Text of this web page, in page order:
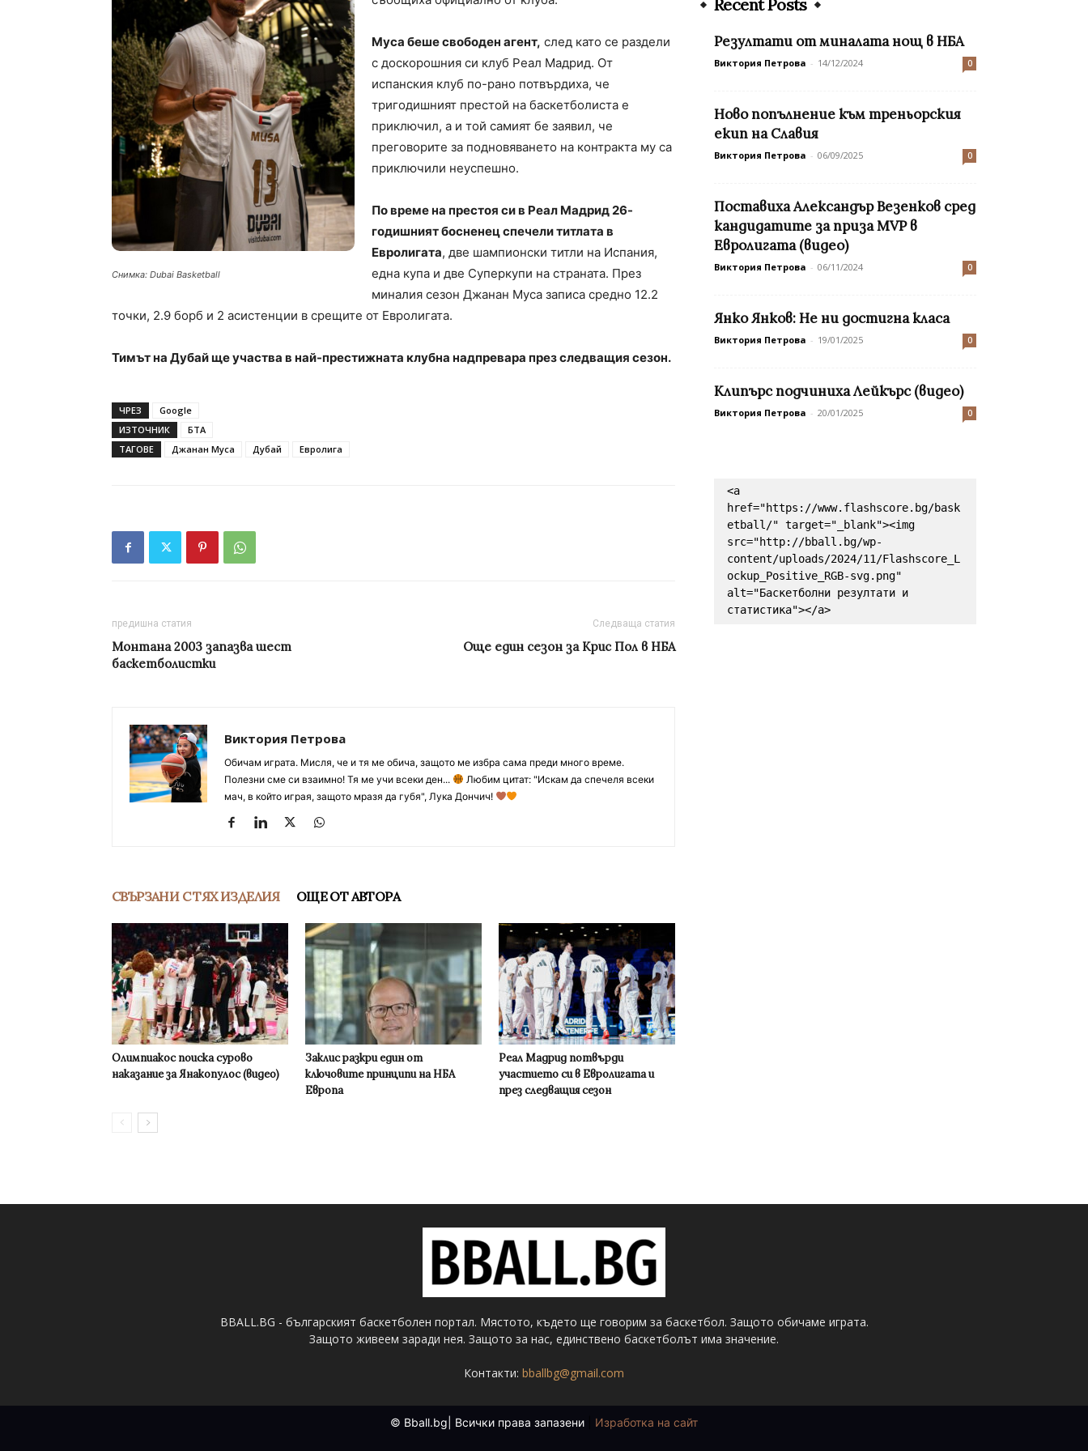
Снимка: Dubai Basketball
Муса беше свободен агент, след като се раздели
с доскорошния си клуб Реал Мадрид. От
испанския клуб по-рано потвърдиха, че
тригодишният престой на баскетболиста е
приключил, а и той самият бе заявил, че
преговорите за подновяването на контракта му са
приключили неуспешно.
По време на престоя си в Реал Мадрид 26-
годишният босненец спечели титлата в
Евролигата, две шампионски титли на Испания,
една купа и две Суперкупи на страната. През
миналия сезон Джанан Муса записа средно 12.2
точки, 2.9 борб и 2 асистенции в срещите от Евролигата.
Тимът на Дубай ще участва в най-престижната клубна надпревара през следващия сезон.
ЧРЕЗ
Google
ИЗТОЧНИК
БТА
ТАГОВЕ
Джанан Муса Дубай Евролига
предишна статия
Монтана 2003 запазва шест
баскетболистки
Следваща статия
Още един сезон за Крис Пол в НБА
Виктория Петрова
Обичам играта. Мисля, че и тя ме обича, защото ме избра сама преди много време.
Полезни сме си взаимно! Тя ме учи всеки ден...
Любим цитат: "Искам да спечеля всеки
мач, в който играя, защото мразя да губя", Лука Дончич!
СВЪРЗАНИ С ТЯХ ИЗДЕЛИЯ ОЩЕ ОТ АВТОРА
Олимпиакос поиска сурово
наказание за Янакопулос (видео)
Заклис разкри един от
ключовите принципи на НБА
Европа
Реал Мадрид потвърди
участието си в Евролигата и
през следващия сезон
Recent Posts
Резултати от миналата нощ в НБА
Виктория Петрова - 14/12/2024 0
Ново попълнение към треньорския
екип на Славия
Виктория Петрова - 06/09/2025 0
Поставиха Александър Везенков сред
кандидатите за приза MVP в
Евролигата (видео)
Виктория Петрова - 06/11/2024 0
Янко Янков: Не ни достигна класа
Виктория Петрова - 19/01/2025 0
Клипърс подчиниха Лейкърс (видео)
Виктория Петрова - 20/01/2025 0
<a
href="https://www.flashscore.bg/bask
etball/" target="_blank"><img
src="http://bball.bg/wp-
content/uploads/2024/11/Flashscore_L
ockup_Positive_RGB-svg.png"
alt="Баскетболни резултати и
статистика"></a>
BBALL.BG - българският баскетболен портал. Мястото, където ще говорим за баскетбол. Защото обичаме играта.
Защото живеем заради нея. Защото за нас, единствено баскетболът има значение.
Контакти: bballbg@gmail.com
© Bball.bg| Всички права запазени Изработка на сайт